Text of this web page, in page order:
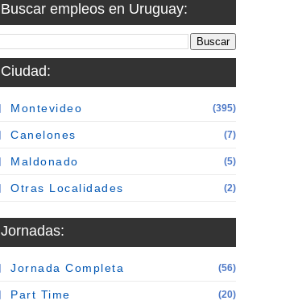
Buscar empleos en Uruguay:
Ciudad:
Montevideo (395)
Canelones (7)
Maldonado (5)
Otras Localidades (2)
Jornadas:
Jornada Completa (56)
Part Time (20)